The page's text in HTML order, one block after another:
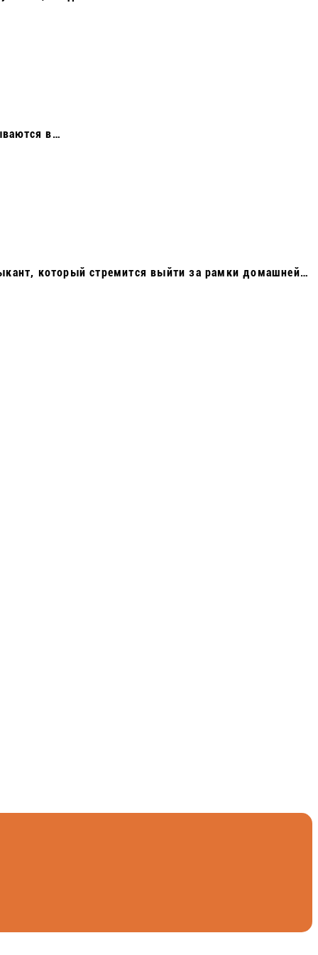
в…
который стремится выйти за рамки домашней…